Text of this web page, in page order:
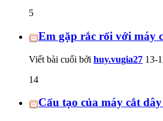
5
Em gặp rắc rối với máy
Viết bài cuối bởi huy.vugia27 13-
14
Cấu tạo của máy cắt